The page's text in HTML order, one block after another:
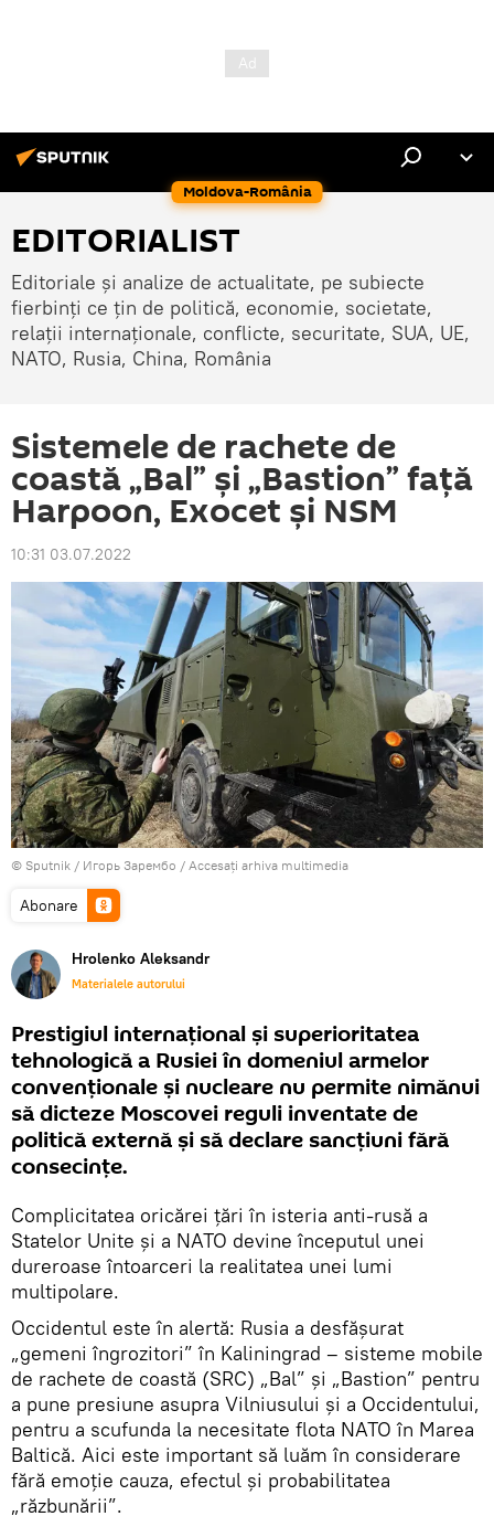
Moldova-România
EDITORIALIST
Editoriale și analize de actualitate, pe subiecte
fierbinți ce țin de politică, economie, societate,
relații internaționale, conflicte, securitate, SUA, UE,
NATO, Rusia, China, România
Sistemele de rachete de
coastă „Bal” și „Bastion” față
Harpoon, Exocet și NSM
10:31 03.07.2022
© Sputnik / Игорь Зарембо / Accesați arhiva multimedia
Abonare
Hrolenko Aleksandr
Materialele autorului
Prestigiul internațional și superioritatea
tehnologică a Rusiei în domeniul armelor
convenționale și nucleare nu permite nimănui
să dicteze Moscovei reguli inventate de
politică externă și să declare sancțiuni fără
consecințe.
Complicitatea oricărei țări în isteria anti-rusă a
Statelor Unite și a NATO devine începutul unei
dureroase întoarceri la realitatea unei lumi
multipolare.
Occidentul este în alertă: Rusia a desfășurat
„gemeni îngrozitori” în Kaliningrad – sisteme mobile
de rachete de coastă (SRC) „Bal” și „Bastion” pentru
a pune presiune asupra Vilniusului și a Occidentului,
pentru a scufunda la necesitate flota NATO în Marea
Baltică. Aici este important să luăm în considerare
fără emoție cauza, efectul și probabilitatea
„răzbunării”.